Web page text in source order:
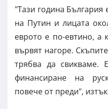
"Тази година
на Путин и лицата
еврото е по-евтино, а
вървят нагоре.
трябва да свикваме.
финансиране на
повече от преди",